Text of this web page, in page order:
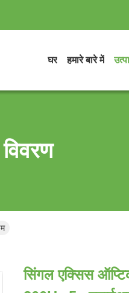
घर हमारे बारे में
सिंगल एक्सिस